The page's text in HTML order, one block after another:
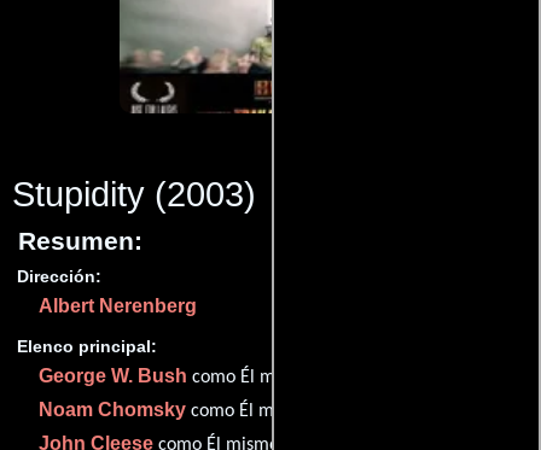
Stupidity (2003)
Resumen:
Dirección:
Albert Nerenberg
Elenco principal:
George W. Bush como Él mismo
Noam Chomsky como Él mismo
John Cleese como Él mismo